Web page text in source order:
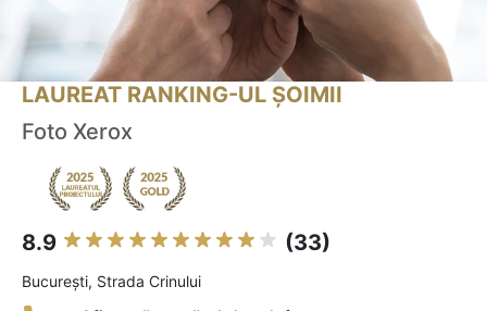
LAUREAT RANKING-UL ȘOIMII
Foto Xerox
8.9 (33)
Bucureşti, Strada Crinului